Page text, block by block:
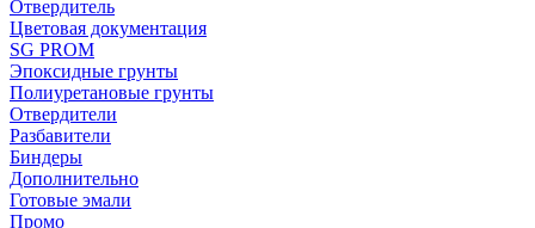
Отвердитель
Цветовая документация
SG PROM
Эпоксидные грунты
Полиуретановые грунты
Отвердители
Разбавители
Биндеры
Дополнительно
Готовые эмали
Промо